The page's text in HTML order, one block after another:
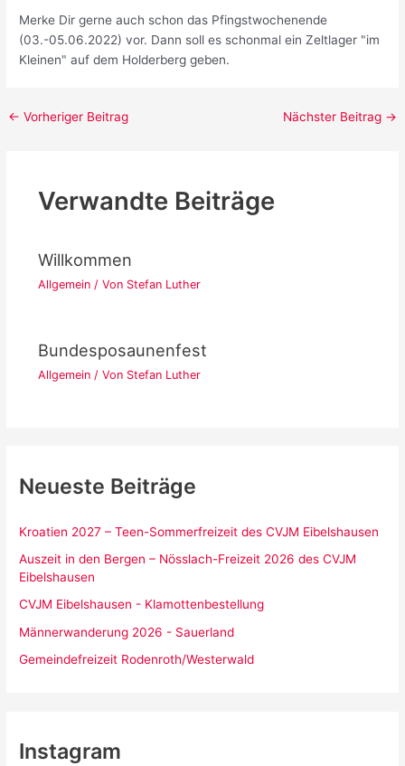
Merke Dir gerne auch schon das Pfingstwochenende
(03.-05.06.2022) vor. Dann soll es schonmal ein Zeltlager "im
Kleinen" auf dem Holderberg geben.
Post
← Vorheriger Beitrag Nächster Beitrag →
Verwandte Beiträge
Willkommen
Allgemein/ Von Stefan Luther
Bundesposaunenfest
Allgemein/ Von Stefan Luther
Neueste Beiträge
Kroatien 2027 – Teen-Sommerfreizeit des CVJM Eibelshausen
Auszeit in den Bergen – Nösslach-Freizeit 2026 des CVJM
Eibelshausen
CVJM Eibelshausen - Klamottenbestellung
Männerwanderung 2026 - Sauerland
Gemeindefreizeit Rodenroth/Westerwald
Instagram